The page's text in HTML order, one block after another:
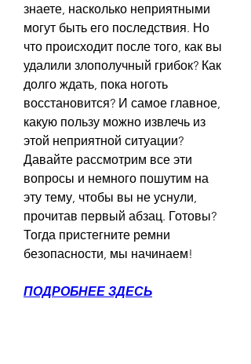
знаете, насколько неприятными
могут быть его последствия. Но
что происходит после того, как вы
удалили злополучный грибок? Как
долго ждать, пока ноготь
восстановится? И самое главное,
какую пользу можно извлечь из
этой неприятной ситуации?
Давайте рассмотрим все эти
вопросы и немного пошутим на
эту тему, чтобы вы не уснули,
прочитав первый абзац. Готовы?
Тогда пристегните ремни
безопасности, мы начинаем!
ПОДРОБНЕЕ ЗДЕСЬ